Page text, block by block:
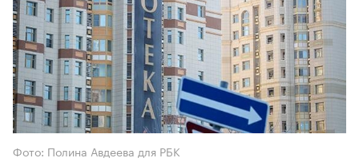
Фото: Полина Авдеева для РБК